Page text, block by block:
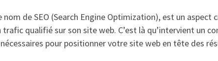
de SEO (Search Engine Optimization), est un
qualifié sur son site web. C’est là qu’intervient un
pour positionner votre site web en tête des